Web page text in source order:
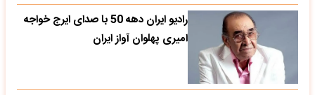
رادیو ایران دهه 50 با صدای ایرج خواجه
امیری پهلوان آواز ایران